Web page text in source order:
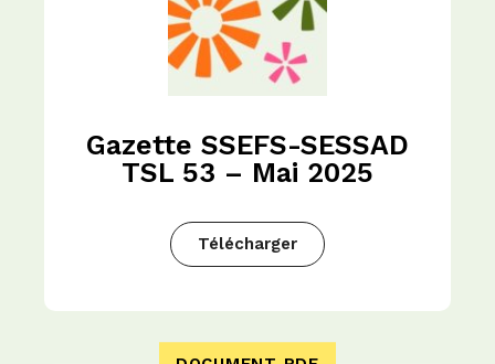
Gazette SSEFS-SESSAD
TSL 53 – Mai 2025
Télécharger